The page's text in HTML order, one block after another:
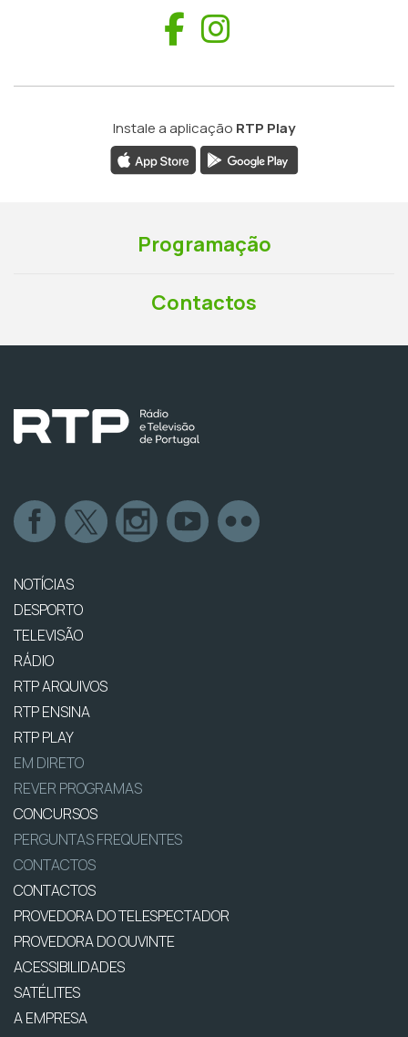
Facebook
Instale a aplicação RTP Play
Programação
Contactos
NOTÍCIAS
DESPORTO
TELEVISÃO
RÁDIO
RTP ARQUIVOS
RTP ENSINA
RTP PLAY
EM DIRETO
REVER PROGRAMAS
CONCURSOS
PERGUNTAS FREQUENTES
CONTACTOS
CONTACTOS
PROVEDORA DO TELESPECTADOR
PROVEDORA DO OUVINTE
ACESSIBILIDADES
SATÉLITES
A EMPRESA